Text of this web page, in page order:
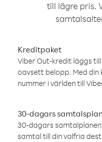
till lägre pris.
Kreditpaket
Viber Out-kredit läggs
oavsett belopp. Med din
nummer i världen till
30-dagars
30-dagars
samtal till din valfria